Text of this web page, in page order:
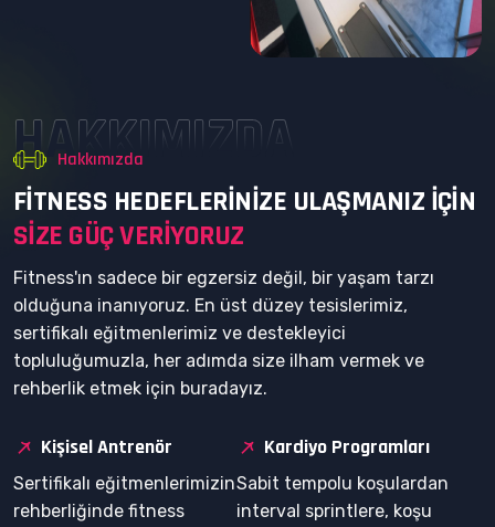
HAKKIMIZDA
Hakkımızda
FITNESS HEDEFLERINIZE ULAŞMANIZ IÇIN
SIZE GÜÇVERIYORUZ
Fitness'ın sadece bir egzersiz değil, bir yaşam tarzı
olduğuna inanıyoruz. En üst düzey tesislerimiz,
sertifikalı eğitmenlerimiz ve destekleyici
topluluğumuzla, her adımda size ilham vermek ve
rehberlik etmek için buradayız.
Kişisel Antrenör
Sertifikalı eğitmenlerimizin
rehberliğinde fitness
Kardiyo Programları
Sabit tempolu koşulardan
interval sprintlere, koşu